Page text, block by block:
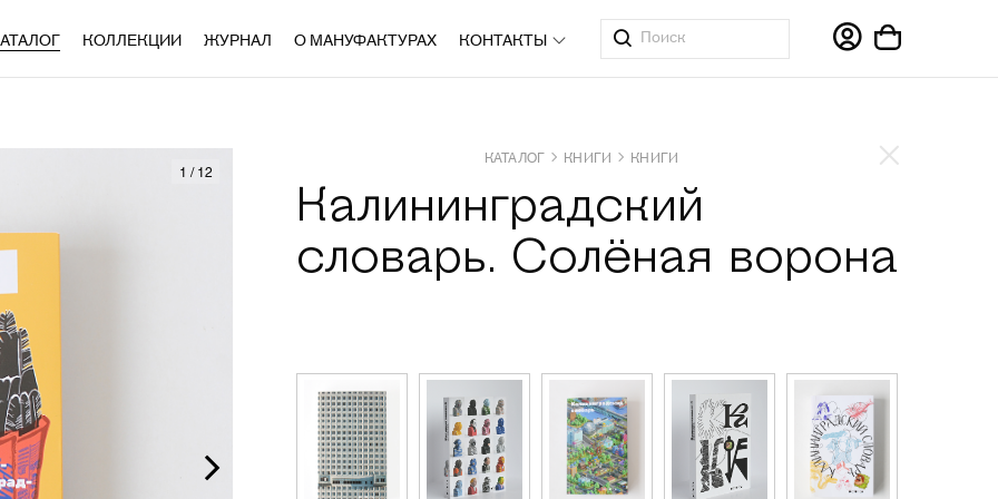
КОЛЛЕКЦИИ ЖУРНАЛ О МАНУФАКТУРАХ КОНТАКТЫ
1 / 12
КАТАЛОГ КНИГИ КНИГИ
Калининградский
словарь. Солёная ворона